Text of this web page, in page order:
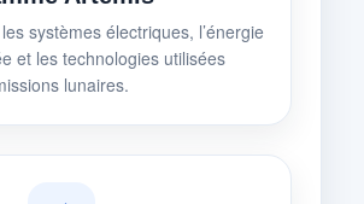
systèmes électriques, l’énergie
et les technologies utilisées
lunaires.